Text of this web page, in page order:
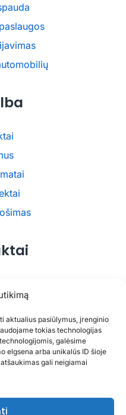
aktualius pasiūlymus, įrenginio
tokias technologijas
galėsime
elgsena arba unikalūs ID šioje
gali neigiamai
Kaunas
370
by